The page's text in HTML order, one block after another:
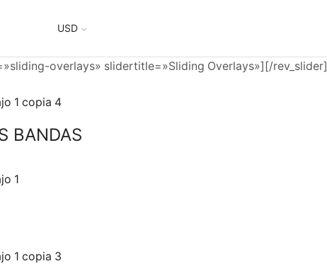
USD
overlays» slidertitle=»Sliding Overlays»][/rev_slider]
BANDAS